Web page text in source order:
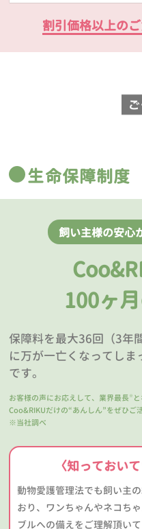
割引価格以上の
生命保障制度
飼い主様の安心
100ヶ
保障料を最大36回（3年
に万が一亡くなってし
です。
お客様の声にお応えして、業界最長 ※
Coo&RIKUだけの“あんしん”をぜひご
※当社調べ
〈知っておい
動物愛護管理法でも飼い主
おり、ワンちゃんやネコち
ブルへの備えをご理解頂いて